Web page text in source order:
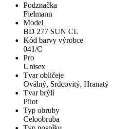
Podznačka
Fielmann
Model
BD 277 SUN CL
Kód barvy výrobce
041/C
Pro
Unisex
Tvar obličeje
Oválný, Srdcovitý, Hranatý
Tvar brýlí
Pilot
Typ obruby
Celoobruba